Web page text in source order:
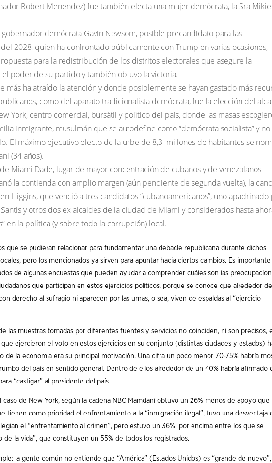
Robert Menendez) fue también electa una mujer demócrata, la Sra Mikie
gobernador demócrata Gavin Newsom, posible precandidato para las
2028, quien ha confrontado públicamente con Trump en varias ocasiones,
para la redistribución de los distritos electorales que asegure la
poder de su partido y también obtuvo la victoria.
más ha atraído la atención y donde posiblemente se hayan gastado más
como del aparato tradicionalista demócrata, fue la elección del
York, centro comercial, bursátil y político del país, donde las masas
inmigrante, musulmán que se autodefine como “demócrata socialista” y no
El máximo ejecutivo electo de la urbe de 8,3 millones de habitantes se
(34 años).
Miami Dade, lugar de mayor concentración de cubanos y de venezolanos
la contienda con amplio margen (aún pendiente de segunda vuelta), la
Higgins, que venció a tres candidatos “cubanoamericanos”, uno apadrinado
y otros dos ex alcaldes de la ciudad de Miami y considerados hasta
en la política (y sobre todo la corrupción) local.
que se pudieran relacionar para fundamentar una debacle republicana durante dichos
pero los mencionados ya sirven para apuntar hacia ciertos cambios. Es importante
de algunas encuestas que pueden ayudar a comprender cuáles son las
que participan en estos ejercicios políticos, porque se conoce que alrededor
derecho al sufragio ni aparecen por las urnas, o sea, viven de espaldas al “ejercicio
las muestras tomadas por diferentes fuentes y servicios no coinciden, ni son precisos,
ejercieron el voto en estos ejercicios en su conjunto (distintas ciudades y estados)
de la economía era su principal motivación. Una cifra un poco menor 70-75% habría
del país en sentido general. Dentro de ellos alrededor de un 40% habría afirmado
“castigar” al presidente del país.
caso de New York, según la cadena NBC Mamdani obtuvo un 26% menos de apoyo que
tienen como prioridad el enfrentamiento a la “inmigración ilegal”, tuvo una desventaja
el “enfrentamiento al crimen”, pero estuvo un 36% por encima entre los que se
de la vida”, que constituyen un 55% de todos los registrados.
la gente común no entiende que “América” (Estados Unidos) es “grande de